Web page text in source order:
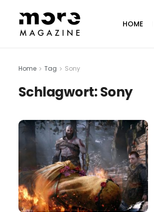
HOME
Home Tag Sony
Schlagwort:Sony